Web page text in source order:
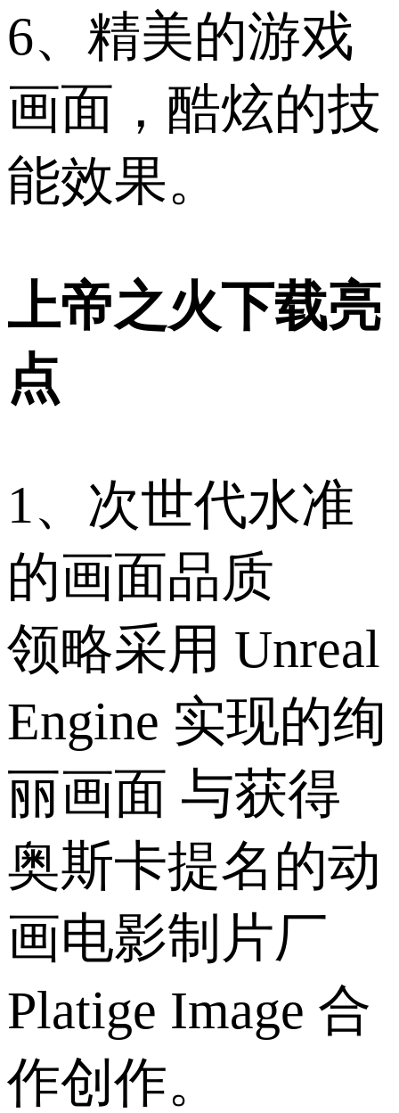
6、精美的游戏
画面，酷炫的技
能效果。
上帝之火下载亮
点
1、次世代水准
的画面品质
领略采用 Unreal
Engine 实现的绚
丽画面 与获得
奥斯卡提名的动
画电影制片厂
Platige Image 合
作创作。